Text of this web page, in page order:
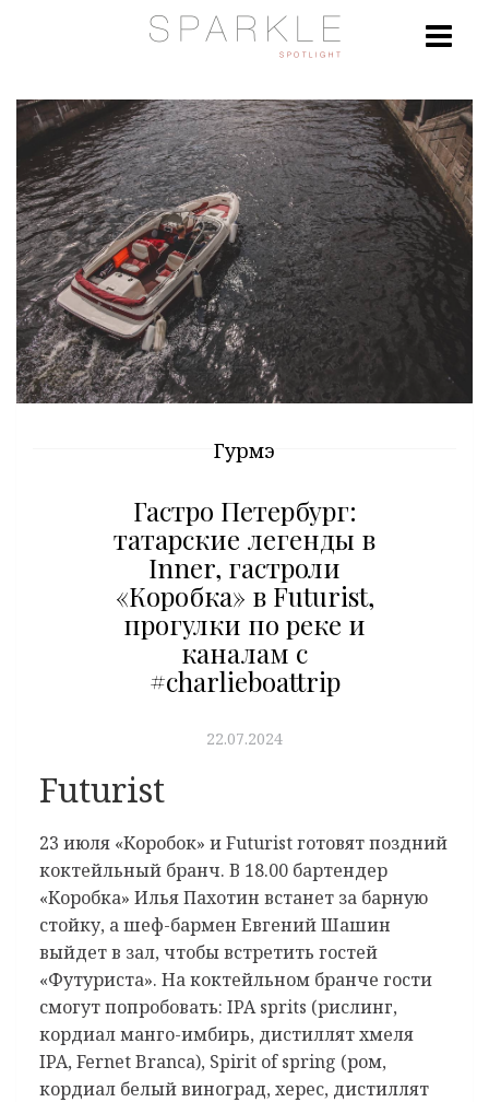
Гурмэ
Гастро Петербург:
татарские легенды в
Inner, гастроли
«Коробка» в Futurist,
прогулки по реке и
каналам с
#charlieboattrip
22.07.2024
Futurist
23 июля «Коробок» и Futurist готовят поздний
коктейльный бранч. В 18.00 бартендер
«Коробка» Илья Пахотин встанет за барную
стойку, а шеф-бармен Евгений Шашин
выйдет в зал, чтобы встретить гостей
«Футуриста». На коктейльном бранче гости
смогут попробовать: ⁠IPA sprits (рислинг,
кордиал манго-имбирь, дистиллят хмеля
IPA, Fernet Branca), ⁠Spirit of spring (ром,
кордиал белый виноград, херес, дистиллят